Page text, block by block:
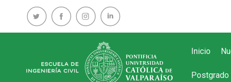
Inicio
Postgrado